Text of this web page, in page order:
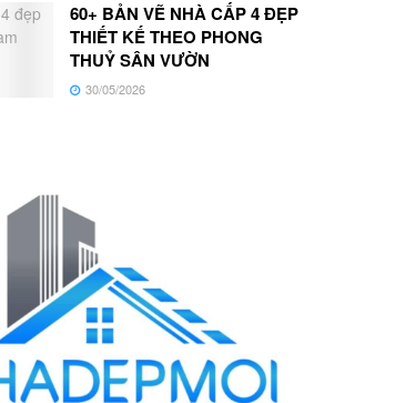
60+ BẢN VẼ NHÀ CẤP 4 ĐẸP
THIẾT KẾ THEO PHONG
THUỶ SÂN VƯỜN
30/05/2026